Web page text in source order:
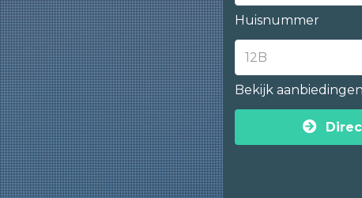
Huisnummer
Bekijk aanbiedingen